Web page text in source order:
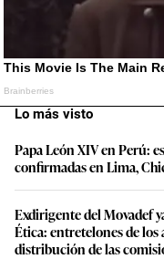
Lo más visto
Papa León XIV en Perú:
confirmadas en Lima,
Exdirigente del Movadef
Ética: entretelones de
distribución de las